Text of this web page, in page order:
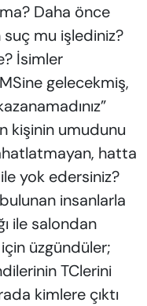
Daha önce
suç mu işlediniz?
İsimler
gelecekmiş,
kişinin umudunu
hatta
yok edersiniz?
insanlarla
ile salondan
üzgündüler;
TClerini
kimlere çıktı